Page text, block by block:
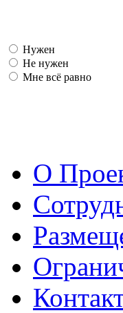
Нужен
Не нужен
Мне всё равно
О